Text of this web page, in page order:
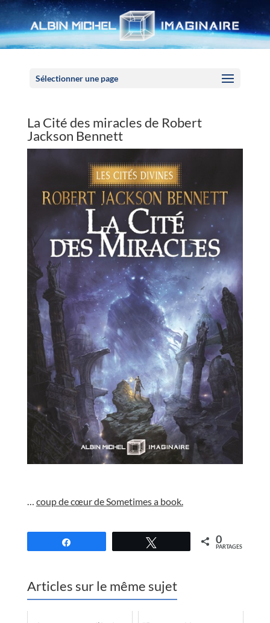
Sélectionner une page
La Cité des miracles de Robert
Jackson Bennett
… coup de cœur de Sometimes a book.
0
PARTAGES
Articles sur le même sujet
Panneau de gestion des cookies